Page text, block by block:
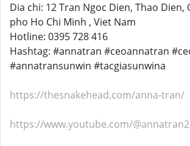
Dia chi: 12 Tran Ngoc Dien, Thao Dien,
pho Ho Chi Minh , Viet Nam
Hotline: 0395 728 416
Hashtag: #annatran #ceoannatran
#annatransunwin #tacgiasunwina
https://thesnakehead.com/anna-tran/
https://www.youtube.com/@annatran2